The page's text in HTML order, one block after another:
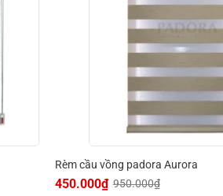
Rèm cầu vồng padora Aurora
950.000₫
Giá
450.000₫
Giá